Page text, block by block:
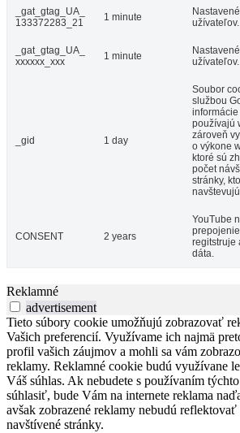
_gat_gtag_UA_
133372283_21
1 minute
užívateľov.
_gat_gtag_UA_
xxxxxx_xxx
1 minute
užívateľov.
_gid 1 day
Soubor
službou
používajú
zároveň
o výkone
ktoré sú
počet
stránky,
CONSENT 2 years
YouTube
regitstruje
dáta.
Reklamné
advertisement
Tieto súbory cookie umožňujú zobrazovať
Vašich preferencií. Využívame ich najmä
profil vašich záujmov a mohli sa vám
reklamy. Reklamné cookie budú využívane
Váš súhlas. Ak nebudete s používaním
súhlasiť, bude Vám na internete reklama
avšak zobrazené reklamy nebudú reflektovať
navštívené stránky.